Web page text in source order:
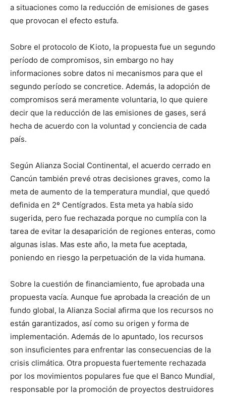
a situaciones como la reducción de emisiones de gases
que provocan el efecto estufa.
Sobre el protocolo de Kioto, la propuesta fue un segundo
período de compromisos, sin embargo no hay
informaciones sobre datos ni mecanismos para que el
segundo período se concretice. Además, la adopción de
compromisos será meramente voluntaria, lo que quiere
decir que la reducción de las emisiones de gases, será
hecha de acuerdo con la voluntad y conciencia de cada
país.
Según Alianza Social Continental, el acuerdo cerrado en
Cancún también prevé otras decisiones graves, como la
meta de aumento de la temperatura mundial, que quedó
definida en 2º Centígrados. Esta meta ya había sido
sugerida, pero fue rechazada porque no cumplía con la
tarea de evitar la desaparición de regiones enteras, como
algunas islas. Mas este año, la meta fue aceptada,
poniendo en riesgo la perpetuación de la vida humana.
Sobre la cuestión de financiamiento, fue aprobada una
propuesta vacía. Aunque fue aprobada la creación de un
fundo global, la Alianza Social afirma que los recursos no
están garantizados, así como su origen y forma de
implementación. Además de lo apuntado, los recursos
son insuficientes para enfrentar las consecuencias de la
crisis climática. Otra propuesta fuertemente rechazada
por los movimientos populares fue que el Banco Mundial,
responsable por la promoción de proyectos destruidores